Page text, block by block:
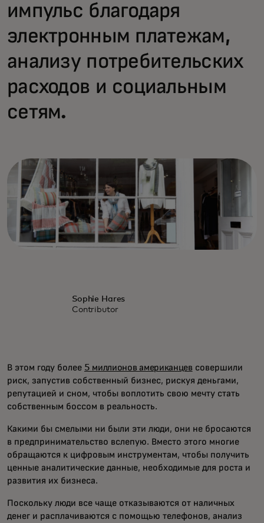
импульс благодаря
электронным платежам,
анализу потребительских
расходов и социальным
сетям.
Sophie Hares
Contributor
В этом году более 5 миллионов американцевсовершили
риск, запустив собственный бизнес, рискуя деньгами,
репутацией и сном, чтобы воплотить свою мечту стать
собственным боссом в реальность.
Какими бы смелыми ни были эти люди, они не бросаются
в предпринимательство вслепую. Вместо этого многие
обращаются к цифровым инструментам, чтобы получить
ценные аналитические данные, необходимые для роста и
развития их бизнеса.
Поскольку люди все чаще отказываются от наличных
денег и расплачиваются с помощью телефонов, анализ